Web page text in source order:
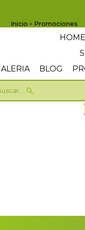
HOME
BLOG
Inicio > Promociones